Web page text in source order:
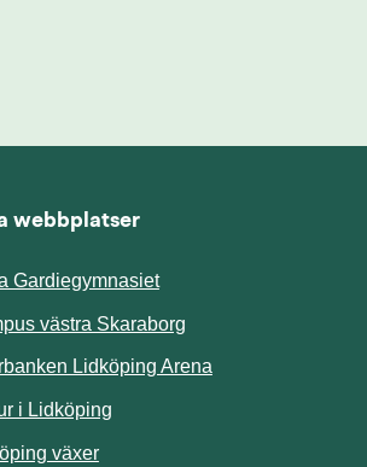
webbplatser
Gardiegymnasiet
västra Skaraborg
Lidköping Arena
i Lidköping
växer